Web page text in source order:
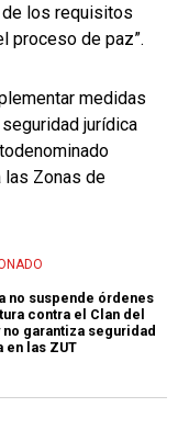
los requisitos
proceso de paz”.
medidas
jurídica
las Zonas de
no suspende órdenes
contra el Clan del
no garantiza seguridad
en las ZUT